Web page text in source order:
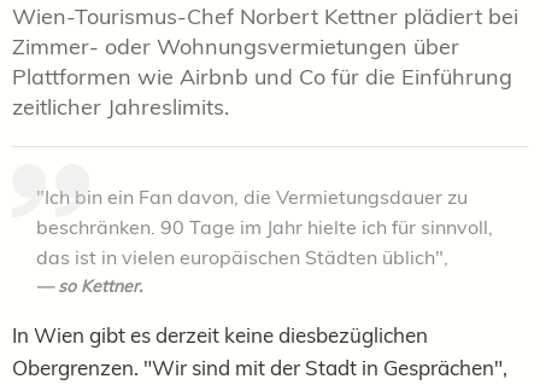
Wien-Tourismus-Chef Norbert Kettner plädiert bei
Zimmer- oder Wohnungsvermietungen über
Plattformen wie Airbnb und Co für die Einführung
zeitlicher Jahreslimits.
"Ich bin ein Fan davon, die Vermietungsdauer zu
beschränken. 90 Tage im Jahr hielte ich für sinnvoll,
das ist in vielen europäischen Städten üblich",
so Kettner.
In Wien gibt es derzeit keine diesbezüglichen
Obergrenzen. "Wir sind mit der Stadt in Gesprächen",